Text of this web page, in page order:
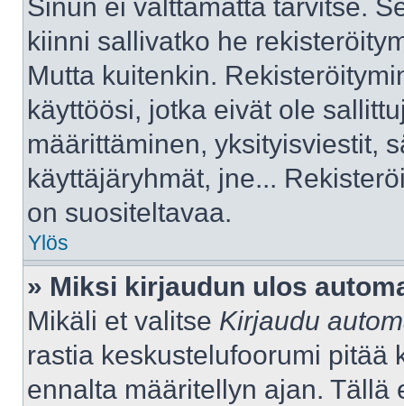
Sinun ei välttämättä tarvitse.
kiinni sallivatko he
Mutta kuitenkin.
käyttöösi, jotka eivät ole
määrittäminen, yksityisviestit,
käyttäjäryhmät, jne...
on suositeltavaa.
Ylös
» Miksi kirjaudun ulos
Mikäli et valitse Kirjaudu
rastia keskustelufoorumi pitää
ennalta määritellyn ajan. Tällä